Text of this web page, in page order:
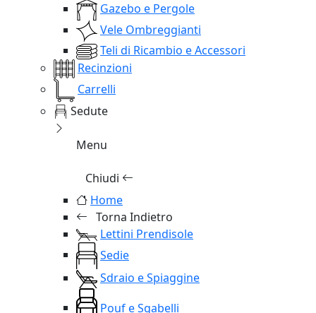
Gazebo e Pergole
Vele Ombreggianti
Teli di Ricambio e Accessori
Recinzioni
Carrelli
Sedute
Menu
Chiudi
Home
Torna Indietro
Lettini Prendisole
Sedie
Sdraio e Spiaggine
Pouf e Sgabelli